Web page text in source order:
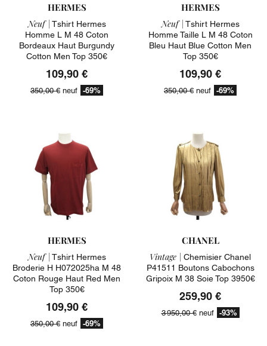
HERMES
Neuf | Tshirt Hermes
Homme L M 48 Coton
Bordeaux Haut Burgundy
Cotton Men Top 350€
109,90 €
350,00 € neuf -69%
HERMES
Neuf | Tshirt Hermes
Homme Taille L M 48 Coton
Bleu Haut Blue Cotton Men
Top 350€
109,90 €
350,00 € neuf -69%
HERMES
Neuf | Tshirt Hermes
Broderie H H072025ha M 48
Coton Rouge Haut Red Men
Top 350€
109,90 €
350,00 € neuf -69%
CHANEL
Vintage | Chemisier Chanel
P41511 Boutons Cabochons
Gripoix M 38 Soie Top 3950€
259,90 €
3 950,00 €neuf -93%